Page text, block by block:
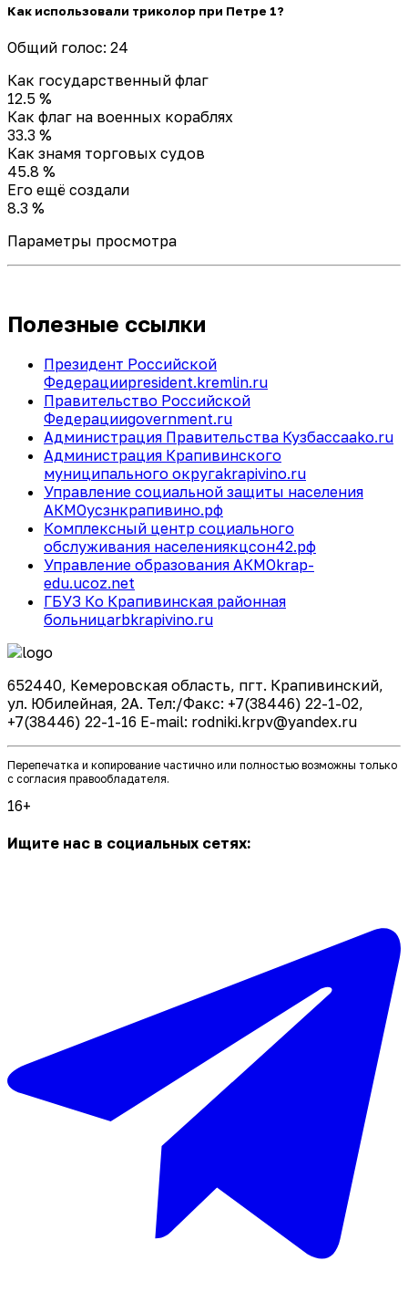
Как использовали триколор при Петре 1?
Общий голос: 24
Как государственный флаг
12.5 %
Как флаг на военных кораблях
33.3 %
Как знамя торговых судов
45.8 %
Его ещё создали
8.3 %
Параметры просмотра
Полезные ссылки
Президент Российской
Федерацииpresident.kremlin.ru
Правительство Российской
Федерацииgovernment.ru
Администрация Правительства Кузбассаako.ru
Администрация Крапивинского
муниципального округаkrapivino.ru
Управление социальной защиты населения
АКМОусзнкрапивино.рф
Комплексный центр социального
обслуживания населениякцсон42.рф
Управление образования АКМОkrap-
edu.ucoz.net
ГБУЗ Ко Крапивинская районная
больницаrbkrapivino.ru
652440, Кемеровская область, пгт. Крапивинский,
ул. Юбилейная, 2А. Тел:/Факс: +7(38446) 22-1-02,
+7(38446) 22-1-16 E-mail: rodniki.krpv@yandex.ru
Перепечатка и копирование частично или полностью возможны только
с согласия правообладателя.
16+
Ищите нас в социальных сетях: